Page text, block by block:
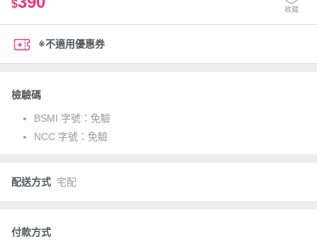
$ 收藏
※不適用優惠券
檢驗碼
BSMI 字號： 免驗
NCC 字號： 免驗
配送方式 宅配
付款方式